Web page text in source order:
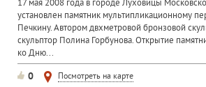
17 мая 2008 года в городе Луховицы
установлен памятник мультипликационному
Печкину. Автором двхметровой бронзовой
скульптор Полина Горбунова. Открытие
ко Дню...
0 Посмотреть на карте